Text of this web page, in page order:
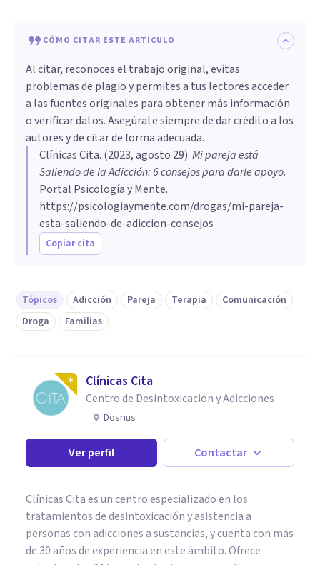
CÓMO CITAR ESTE ARTÍCULO
Al citar, reconoces el trabajo original, evitas
problemas de plagio y permites a tus lectores acceder
a las fuentes originales para obtener más información
o verificar datos. Asegúrate siempre de dar crédito a los
autores y de citar de forma adecuada.
Clínicas Cita. (2023, agosto 29).Mi pareja está
Saliendo de la Adicción: 6 consejos para darle apoyo.
Portal Psicología y Mente.
https://psicologiaymente.com/drogas/mi-pareja-
esta-saliendo-de-adiccion-consejos
Copiar cita
Tópicos Adicción Pareja Terapia
Comunicación
Droga
Familias
Clínicas Cita
Centro de Desintoxicación y Adicciones
Dosrius
Ver perfil Contactar
Clínicas Cita es un centro especializado en los
tratamientos de desintoxicación y asistencia a
personas con adicciones a sustancias, y cuenta con más
de 30 años de experiencia en este ámbito. Ofrece